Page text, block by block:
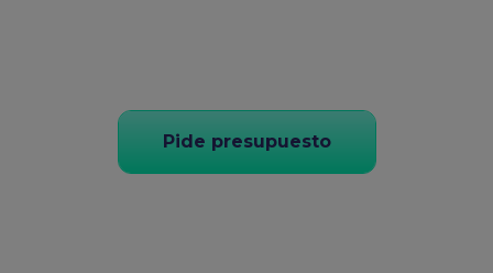
Pide presupuesto